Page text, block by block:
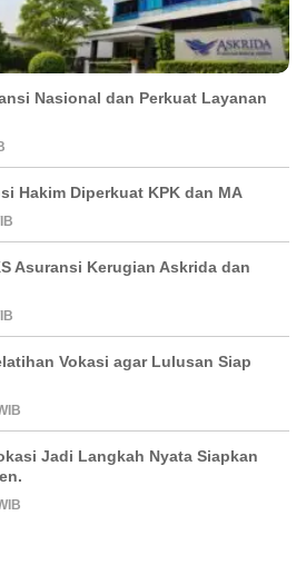
Nasional dan Perkuat Layanan
Hakim Diperkuat KPK dan MA
Asuransi Kerugian Askrida dan
Vokasi agar Lulusan Siap
Jadi Langkah Nyata Siapkan